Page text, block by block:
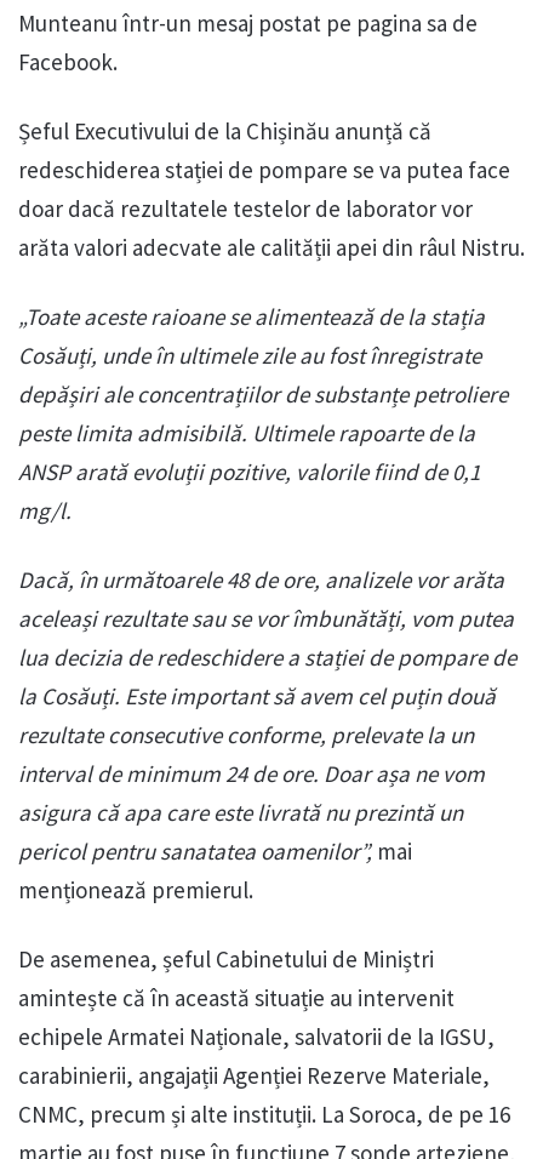
Munteanu într-un mesaj postat pe pagina sa de
Facebook.
Șeful Executivului de la Chișinău anunță că
redeschiderea stației de pompare se va putea face
doar dacă rezultatele testelor de laborator vor
arăta valori adecvate ale calității apei din râul Nistru.
„Toate aceste raioane se alimentează de la stația
Cosăuți, unde în ultimele zile au fost înregistrate
depășiri ale concentrațiilor de substanțe petroliere
peste limita admisibilă. Ultimele rapoarte de la
ANSP arată evoluții pozitive, valorile fiind de 0,1
mg/l.
Dacă, în următoarele 48 de ore, analizele vor arăta
aceleași rezultate sau se vor îmbunătăți, vom putea
lua decizia de redeschidere a stației de pompare de
la Cosăuți. Este important să avem cel puțin două
rezultate consecutive conforme, prelevate la un
interval de minimum 24 de ore. Doar așa ne vom
asigura că apa care este livrată nu prezintă un
pericol pentru sanatatea oamenilor”, mai
menționează premierul.
De asemenea, șeful Cabinetului de Miniștri
amintește că în această situație au intervenit
echipele Armatei Naționale, salvatorii de la IGSU,
carabinierii, angajații Agenției Rezerve Materiale,
CNMC, precum și alte instituții. La Soroca, de pe 16
martie au fost puse în funcțiune 7 sonde arteziene,